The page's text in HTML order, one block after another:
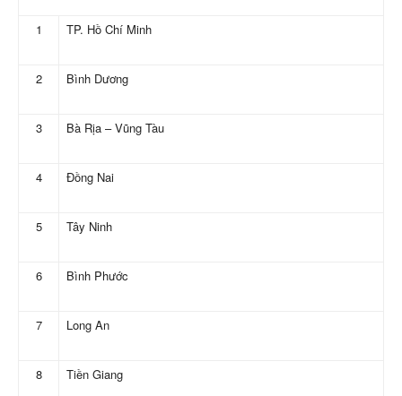
1 TP. Hồ Chí Minh
2 Bình Dương
3 Bà Rịa – Vũng Tàu
4 Đồng Nai
5 Tây Ninh
6 Bình Phước
7 Long An
8 Tiền Giang